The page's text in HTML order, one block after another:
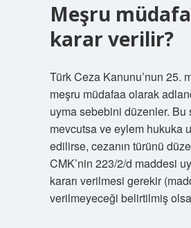
Meşru
karar verilir?
Türk Ceza Kanunu’nun 25.
meşru müdafaa olarak
uyma sebebini düzenler. Bu
mevcutsa ve eylem hukuka
edilirse, cezanın türünü
CMK’nin 223/2/d maddesi
kararı verilmesi gerekir
verilmeyeceği belirtilmiş